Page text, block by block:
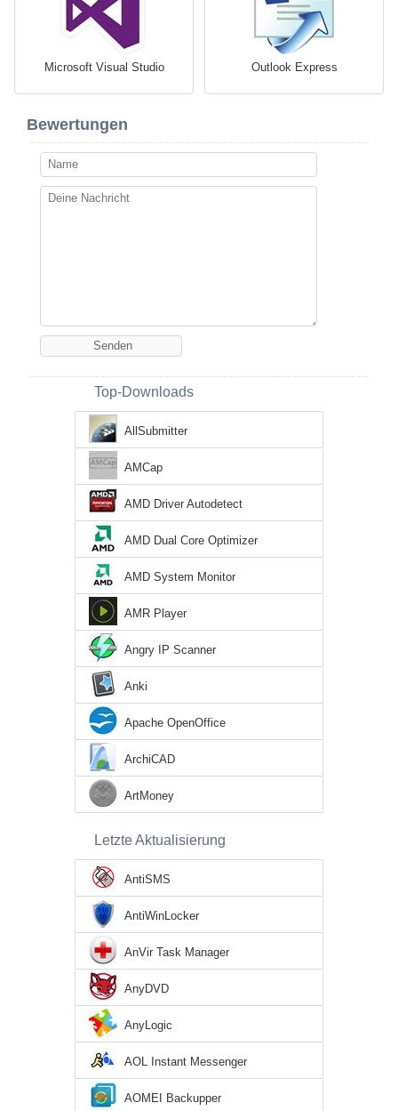
Microsoft Visual Studio Outlook Express
Bewertungen
Top-Downloads
AllSubmitter
AMCap
AMD Driver Autodetect
AMD Dual Core Optimizer
AMD System Monitor
AMR Player
Angry IP Scanner
Anki
Apache OpenOffice
ArchiCAD
ArtMoney
Letzte Aktualisierung
AntiSMS
AntiWinLocker
AnVir Task Manager
AnyDVD
AnyLogic
AOL Instant Messenger
AOMEI Backupper